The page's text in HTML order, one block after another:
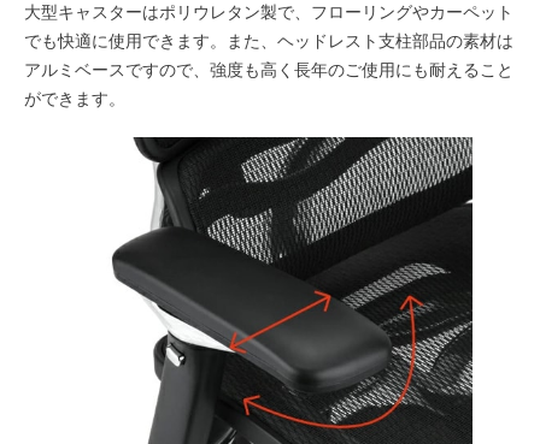
大型キャスターはポリウレタン製で、フローリングやカーペット
でも快適に使用できます。また、ヘッドレスト支柱部品の素材は
アルミベースですので、強度も高く長年のご使用にも耐えること
ができます。